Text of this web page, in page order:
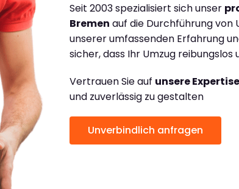
Seit 2003 spezialisiert sich unser
Bremen auf die Durchführung von
unserer umfassenden Erfahrung
sicher, dass Ihr Umzug
Vertrauen Sie auf unsere Expertise
und zuverlässig zu gestalten
Unverbindlich anfragen